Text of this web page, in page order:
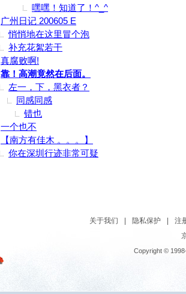
嘿嘿！知道了！^_^
广州日记 200605 E
悄悄地在这里冒个泡
补充花絮若干
真腐败啊!
靠！高潮竟然在后面。
左一，下，黑衣者？
同感同感
错也
一个也不
【南方有佳木 。。。】
你在深圳行迹非常可疑
关于我们 隐私保护
注
Copyright ©